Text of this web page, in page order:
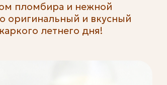
пломбира и нежной
оригинальный и вкусный
летнего дня!